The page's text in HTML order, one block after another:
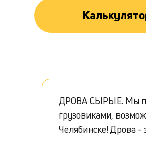
ДРОВА СЫРЫЕ. Мы
грузовиками,
Челябинске! Дрова